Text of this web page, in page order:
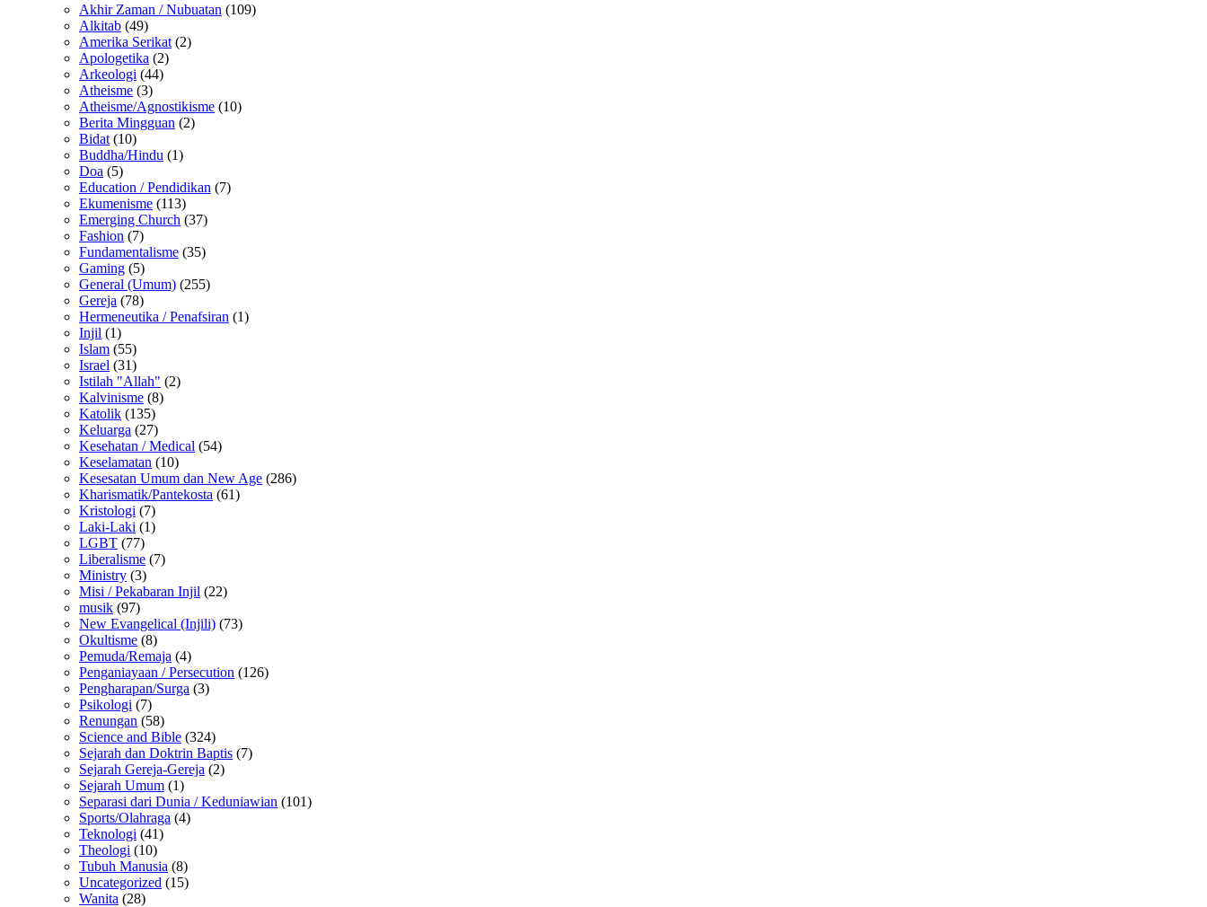
Akhir Zaman / Nubuatan (109)
Alkitab (49)
Amerika Serikat (2)
Apologetika (2)
Arkeologi (44)
Atheisme (3)
Atheisme/Agnostikisme (10)
Berita Mingguan (2)
Bidat (10)
Buddha/Hindu (1)
Doa (5)
Education / Pendidikan (7)
Ekumenisme (113)
Emerging Church (37)
Fashion (7)
Fundamentalisme (35)
Gaming (5)
General (Umum) (255)
Gereja (78)
Hermeneutika / Penafsiran (1)
Injil (1)
Islam (55)
Israel (31)
Istilah "Allah" (2)
Kalvinisme (8)
Katolik (135)
Keluarga (27)
Kesehatan / Medical (54)
Keselamatan (10)
Kesesatan Umum dan New Age (286)
Kharismatik/Pantekosta (61)
Kristologi (7)
Laki-Laki (1)
LGBT (77)
Liberalisme (7)
Ministry (3)
Misi / Pekabaran Injil (22)
musik (97)
New Evangelical (Injili) (73)
Okultisme (8)
Pemuda/Remaja (4)
Penganiayaan / Persecution (126)
Pengharapan/Surga (3)
Psikologi (7)
Renungan (58)
Science and Bible (324)
Sejarah dan Doktrin Baptis (7)
Sejarah Gereja-Gereja (2)
Sejarah Umum (1)
Separasi dari Dunia / Keduniawian (101)
Sports/Olahraga (4)
Teknologi (41)
Theologi (10)
Tubuh Manusia (8)
Uncategorized (15)
Wanita (28)